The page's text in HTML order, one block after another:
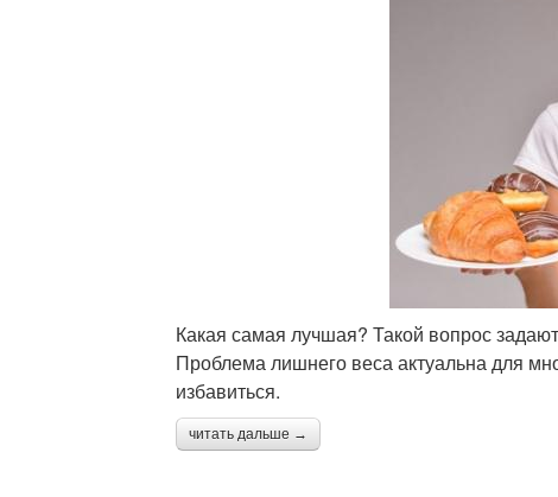
Какая самая лучшая? Такой вопрос
Проблема лишнего веса актуальна для
избавиться.
читать дальше →